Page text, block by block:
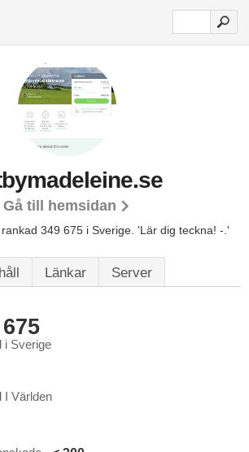
Gå till hemsidan
349 675 i Sverige. 'Lär dig teckna! -.'
Länkar Server
i Sverige
I Världen